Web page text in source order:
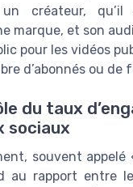
créateur, qu’il
marque, et son
pour les vidéos
d’abonnés ou de
du taux
sociaux
souvent appelé
au rapport entre